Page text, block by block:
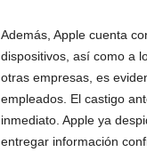
Además, Apple cuenta
dispositivos, así como a
otras empresas, es
empleados. El castigo
inmediato. Apple ya
entregar información